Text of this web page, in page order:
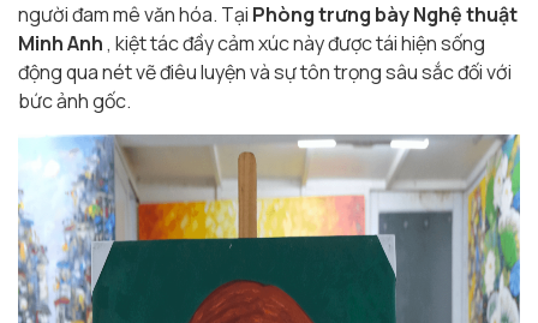
người đam mê văn hóa. Tại Phòng trưng bày Nghệ thuật
Minh Anh, kiệt tác đầy cảm xúc này được tái hiện sống
động qua nét vẽ điêu luyện và sự tôn trọng sâu sắc đối với
bức ảnh gốc.